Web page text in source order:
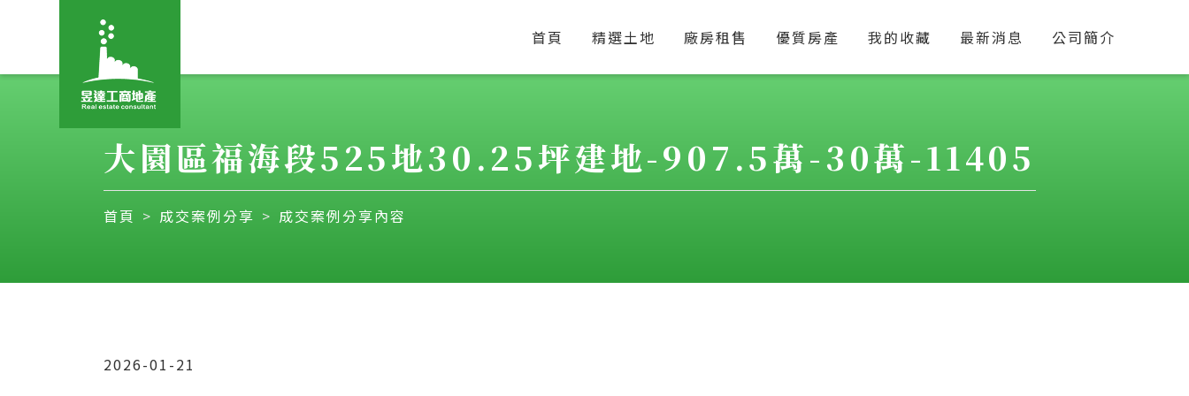
首頁 精選土地 廠房租售 優質房產 我的收藏 最新消息 公司簡介
大園區福海段525地30.25坪建地-907.5萬-30萬-11405
首頁 成交案例分享 成交案例分享內容
2026-01-21